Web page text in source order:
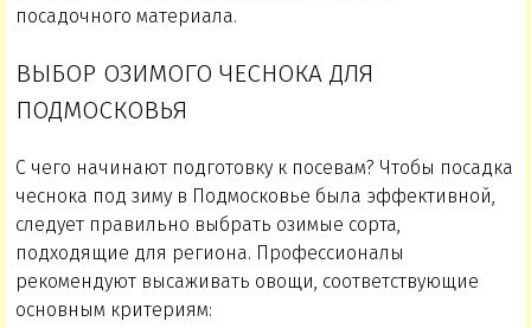
посадочного материала.
ВЫБОР ОЗИМОГО ЧЕСНОКА ДЛЯ
ПОДМОСКОВЬЯ
С чего начинают подготовку к посевам? Чтобы посадка
чеснока под зиму в Подмосковье была эффективной,
следует правильно выбрать озимые сорта,
подходящие для региона. Профессионалы
рекомендуют высаживать овощи, соответствующие
основным критериям: